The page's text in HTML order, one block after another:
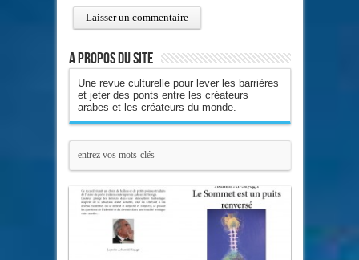
A propos du site
Une revue culturelle pour lever les barrières
et jeter des ponts entre les créateurs
arabes et les créateurs du monde.